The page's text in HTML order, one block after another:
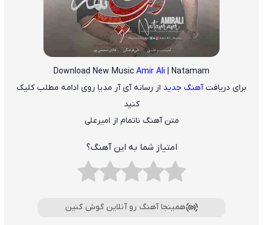
Download New Music Amir Ali | Natamam
برای دریافتآهنگ جدید از رسانه آی آر مدیا روی ادامه مطلب کلیک
کنید
متن آهنگ ناتمام از امیرعلی
امتیاز شما به این آهنگ؟
همینجا آهنگ رو آنلاین گوش کنین